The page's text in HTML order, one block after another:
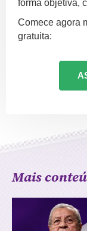
forma objetiva,
Comece agora
gratuita:
Mais